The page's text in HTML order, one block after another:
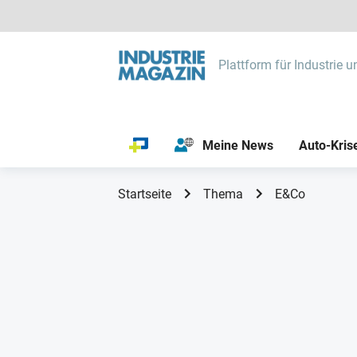
Plattform für Industrie
Meine News Auto-
Startseite Thema E&Co